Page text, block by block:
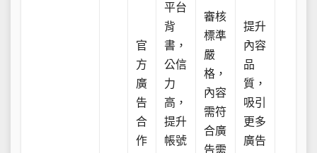
官
方
廣
告
合
作
平台
背
書，
公信
力
高，
提升
帳號
審核
標準
嚴
格，
內容
需符
合廣
告需
提升
內容
品
質，
吸引
更多
廣告